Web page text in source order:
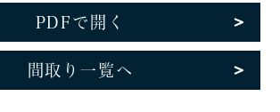
PDFで開く
間取り一覧へ